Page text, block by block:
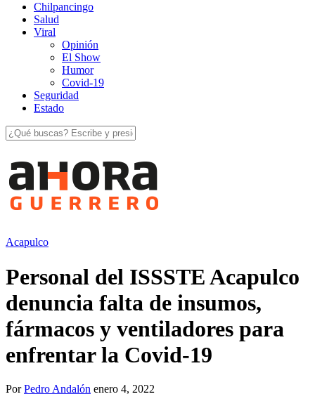
Chilpancingo
Salud
Viral
Opinión
El Show
Humor
Covid-19
Seguridad
Estado
Acapulco
Personal del ISSSTE Acapulco
denuncia falta de insumos,
fármacos y ventiladores para
enfrentar la Covid-19
PorPedro Andalón enero 4, 2022